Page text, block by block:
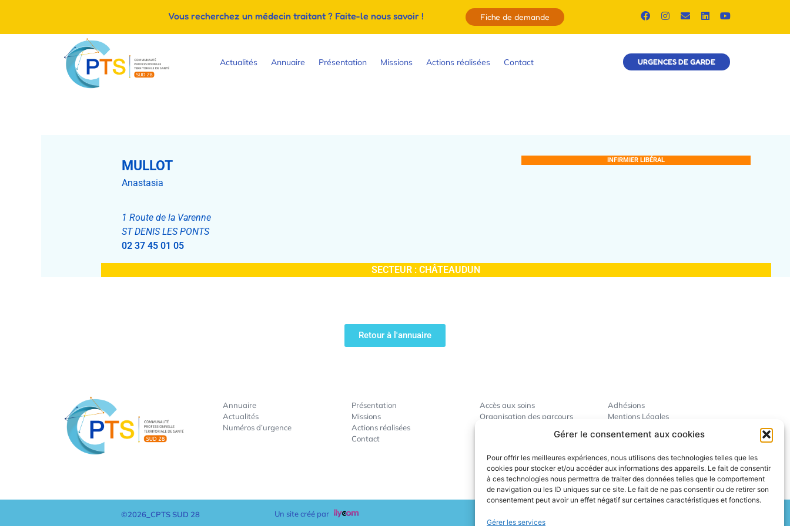
Gérer le consentement aux cookies
Pour offrir les meilleures expériences, nous utilisons des technologies telles que les
cookies pour stocker et/ou accéder aux informations des appareils. Le fait de consentir
à ces technologies nous permettra de traiter des données telles que le comportement
de navigation ou les ID uniques sur ce site. Le fait de ne pas consentir ou de retirer son
consentement peut avoir un effet négatif sur certaines caractéristiques et fonctions.
Gérer les services
Vous recherchez un médecin traitant ? Faite-le nous savoir ! Fiche de demande
Actualités Annuaire Présentation Missions Actions réalisées Contact URGENCES DE GARDE
MULLOT
Anastasia
INFIRMIER LIBÉRAL
1 Route de la Varenne
ST DENIS LES PONTS
02 37 45 01 05
SECTEUR : CHÂTEAUDUN
Retour à l'annuaire
Annuaire
Actualités
Numéros d’urgence
Présentation
Missions
Actions réalisées
Contact
Accès aux soins
Organisation des parcours
Actions de prévention
Adhésions
Mentions Légales
©2026_CPTS SUD 28 Un site créé par